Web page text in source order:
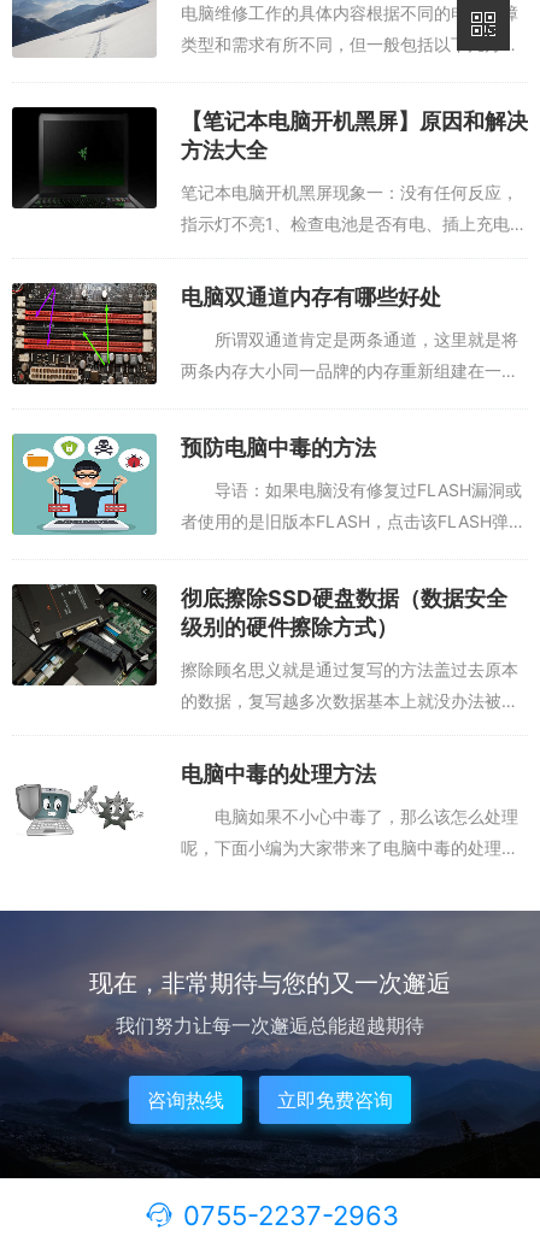
电脑维修工作的具体内容根据不同的电脑故障
类型和需求有所不同，但一般包括以下几方
源系统、外围设备的连接与应用，主板、
CPU、网卡、声卡、硬盘、打印机的识别、安
【笔记本电脑开机黑屏】原因和解决
方法大全
笔记本电脑开机黑屏现象一：没有任何反应，
指示灯不亮1、检查电池是否有电、插上充电器
再开机试试；2、检查适配器是否好的，有指示
灯的可以看看是否亮着；3、笔记本开机部分
电脑双通道内存有哪些好处
所谓双通道肯定是两条通道，这里就是将
两条内存大小同一品牌的内存重新组建在一起
存就是两个内存控制器来分别控制两条内存。
这样在性能上要比单通道要好点，但是具体
预防电脑中毒的方法
导语：如果电脑没有修复过FLASH漏洞或
者使用的是旧版本FLASH，点击该FLASH弹窗
垃圾软件和病毒，那么如何预防这种情况呢?以
下是小编精心整理的有关电脑...
彻底擦除SSD硬盘数据（数据安全
级别的硬件擦除方式）
擦除顾名思义就是通过复写的方法盖过去原本
的数据，复写越多次数据基本上就没办法被恢
复，就如同美国规定的DoD-5220就是复写3-7
次，分别写入00, 11，数次随机数，国家保密
电脑中毒的处理方法
电脑如果不小心中毒了，那么该怎么处理
呢，下面小编为大家带来了电脑中毒的处理方
脑中毒的处理方法 一、中毒电脑的征
中...
现在，非常期待与您的又一次邂逅
我们努力让每一次邂逅总能超越期待
咨询热线 立即免费咨询
0755-2237-2963